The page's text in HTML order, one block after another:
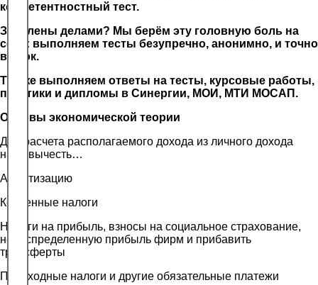
компетентностный тест.
Завалены делами? Мы берём эту головную боль на
себя: выполняем тесты безупречно, анонимно, и точно
в срок.
Так же выполняем ответы на тесты, курсовые работы,
практики и дипломы в Синергии, МОИ, МТИ МОСАП.
Основы экономической теории
Для расчета располагаемого дохода из личного дохода
надо вычесть…
Амортизацию
Косвенные налоги
Налоги на прибыль, взносы на социальное страхование,
нераспределенную прибыль фирм и прибавить
трансферты
Подоходные налоги и другие обязательные платежи